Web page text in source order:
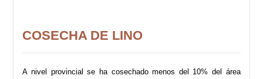
COSECHA DE LINO
A nivel provincial se ha cosechado menos del 10% del área